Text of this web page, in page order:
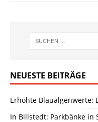
NEUESTE BEITRÄGE
Erhöhte Blaualgenwerte:
In Billstedt: Parkbänke in